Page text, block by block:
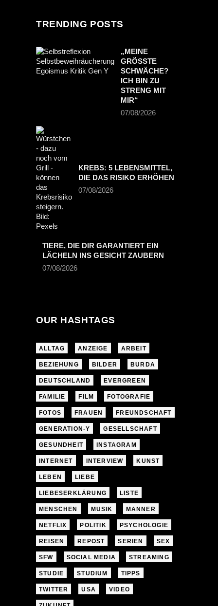
TRENDING POSTS
„MEINE
GRÖSSTE S
CHWÄCHE? I
CH BIN ZU S
TRENG MIT M
IR“
07/08/2026
KREBS: 5 LEBENSMITTEL,
DIE DAS RISIKO ERHÖHEN
07/08/2026
TIERE, DIE DIR GARANTIERT EIN
LÄCHELN INS GESICHT ZAUBERN
07/08/2026
OUR HASHTAGS
ALLTAG ANZEIGE ARBEIT
BEZIEHUNG BILDER BURDA
DEUTSCHLAND EVERGREEN
FAMILIE FILM FOTOGRAFIE
FOTOS FRAUEN FREUNDSCHAFT
GENERATION-Y GESELLSCHAFT
GESUNDHEIT INSTAGRAM
INTERNET INTERVIEW KUNST
LEBEN LIEBE
LIEBESERKLÄRUNG LISTE
MENSCHEN MUSIK MÄNNER
NETFLIX POLITIK PSYCHOLOGIE
REISEN REPOST SERIEN SEX
SFW SOCIAL MEDIA STREAMING
STUDIE STUDIUM TIPPS
TWITTER USA VIDEO